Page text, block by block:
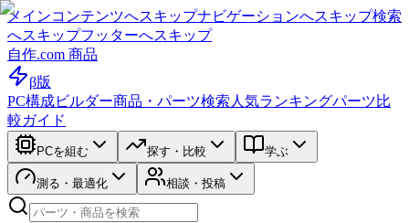
メインコンテンツへスキップナビゲーションへスキップ検索
へスキップフッターへスキップ
自作.com 商品
β版
PC構成ビルダー商品・パーツ検索 人気ランキングパーツ比
較ガイド
PCを組む 探す・比較 学ぶ
測る・最適化 相談・投稿